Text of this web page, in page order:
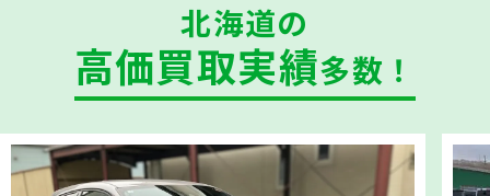
北海道の
高価買取実績多数！